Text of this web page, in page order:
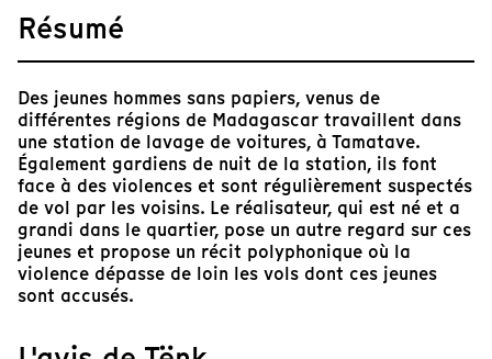
Résumé
Des jeunes hommes sans papiers, venus de
différentes régions de Madagascar travaillent dans
une station de lavage de voitures, à Tamatave.
Également gardiens de nuit de la station, ils font
face à des violences et sont régulièrement suspectés
de vol par les voisins. Le réalisateur, qui est né et a
grandi dans le quartier, pose un autre regard sur ces
jeunes et propose un récit polyphonique où la
violence dépasse de loin les vols dont ces jeunes
sont accusés.